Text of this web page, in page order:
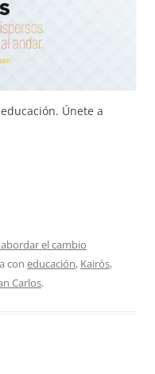
Únete a
el cambio
con educación, Kairós,
Carlos.